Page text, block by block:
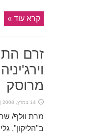
קרא עוד »
זרם
מרוסק
14 במרץ, 2008 | 12:59
מַרַת ווּלף/